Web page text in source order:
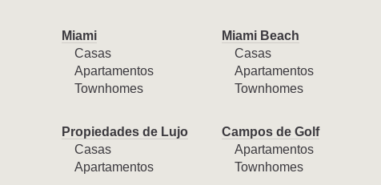
Miami
Casas
Apartamentos
Townhomes
Miami Beach
Casas
Apartamentos
Townhomes
Propiedades de Lujo
Casas
Apartamentos
Campos de Golf
Apartamentos
Townhomes